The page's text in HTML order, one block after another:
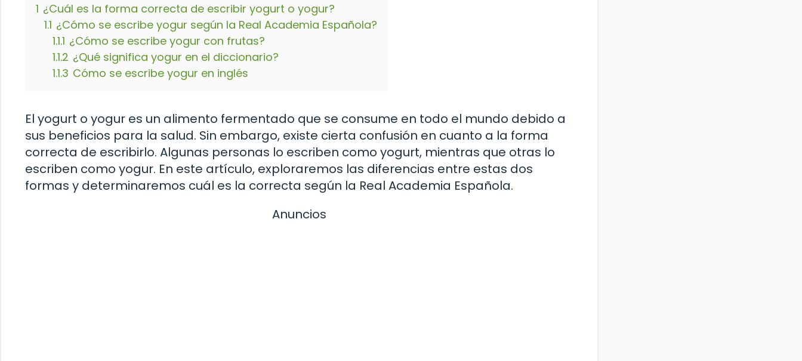
1 ¿Cuál es la forma correcta de escribir yogurt o yogur?
1.1 ¿Cómo se escribe yogur según la Real Academia Española?
1.1.1 ¿Cómo se escribe yogur con frutas?
1.1.2 ¿Qué significa yogur en el diccionario?
1.1.3 Cómo se escribe yogur en inglés
El yogurt o yogur es un alimento fermentado que se consume en todo el mundo debido a
sus beneficios para la salud. Sin embargo, existe cierta confusión en cuanto a la forma
correcta de escribirlo. Algunas personas lo escriben como yogurt, mientras que otras lo
escriben como yogur. En este artículo, exploraremos las diferencias entre estas dos
formas y determinaremos cuál es la correcta según la Real Academia Española.
Anuncios